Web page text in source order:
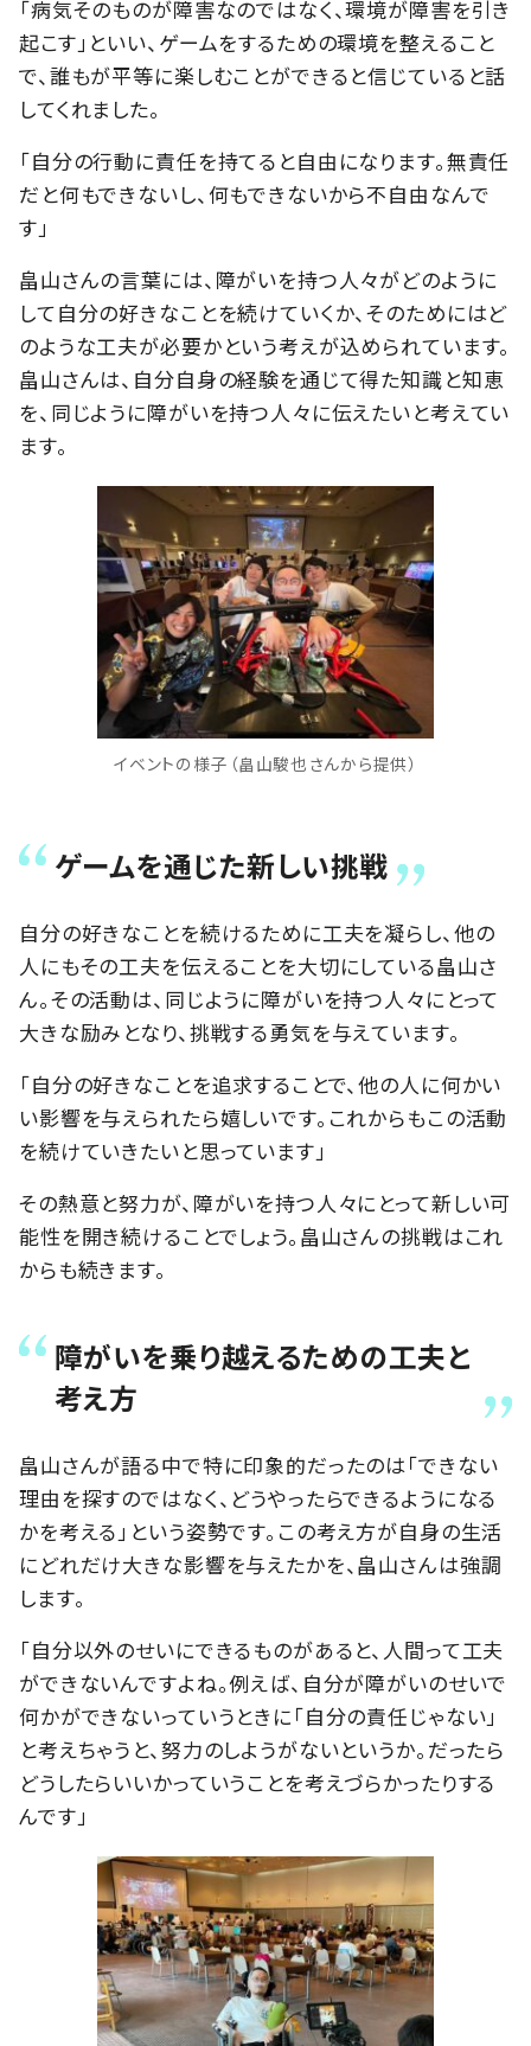
「病気そのものが障害なのではなく、環境が障害を引き
起こす」といい、ゲームをするための環境を整えること
で、誰もが平等に楽しむことができると信じていると話
してくれました。
「自分の行動に責任を持てると自由になります。無責任
だと何もできないし、何もできないから不自由なんで
す」
畠山さんの言葉には、障がいを持つ人々がどのように
して自分の好きなことを続けていくか、そのためにはど
のような工夫が必要かという考えが込められています。
畠山さんは、自分自身の経験を通じて得た知識と知恵
を、同じように障がいを持つ人々に伝えたいと考えてい
ます。
イベントの様子（畠山駿也さんから提供）
ゲームを通じた新しい挑戦
自分の好きなことを続けるために工夫を凝らし、他の
人にもその工夫を伝えることを大切にしている畠山さ
ん。その活動は、同じように障がいを持つ人々にとって
大きな励みとなり、挑戦する勇気を与えています。
「自分の好きなことを追求することで、他の人に何かい
い影響を与えられたら嬉しいです。これからもこの活動
を続けていきたいと思っています」
その熱意と努力が、障がいを持つ人々にとって新しい可
能性を開き続けることでしょう。畠山さんの挑戦はこれ
からも続きます。
障がいを乗り越えるための工夫と
考え方
畠山さんが語る中で特に印象的だったのは「できない
理由を探すのではなく、どうやったらできるようになる
かを考える」という姿勢です。この考え方が自身の生活
にどれだけ大きな影響を与えたかを、畠山さんは強調
します。
「自分以外のせいにできるものがあると、人間って工夫
ができないんですよね。例えば、自分が障がいのせいで
何かができないっていうときに「自分の責任じゃない」
と考えちゃうと、努力のしようがないというか。だったら
どうしたらいいかっていうことを考えづらかったりする
んです」